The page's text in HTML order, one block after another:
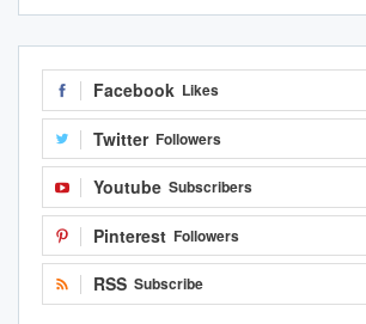
Facebook Likes
Twitter Followers
Youtube Subscribers
Pinterest Followers
RSS Subscribe